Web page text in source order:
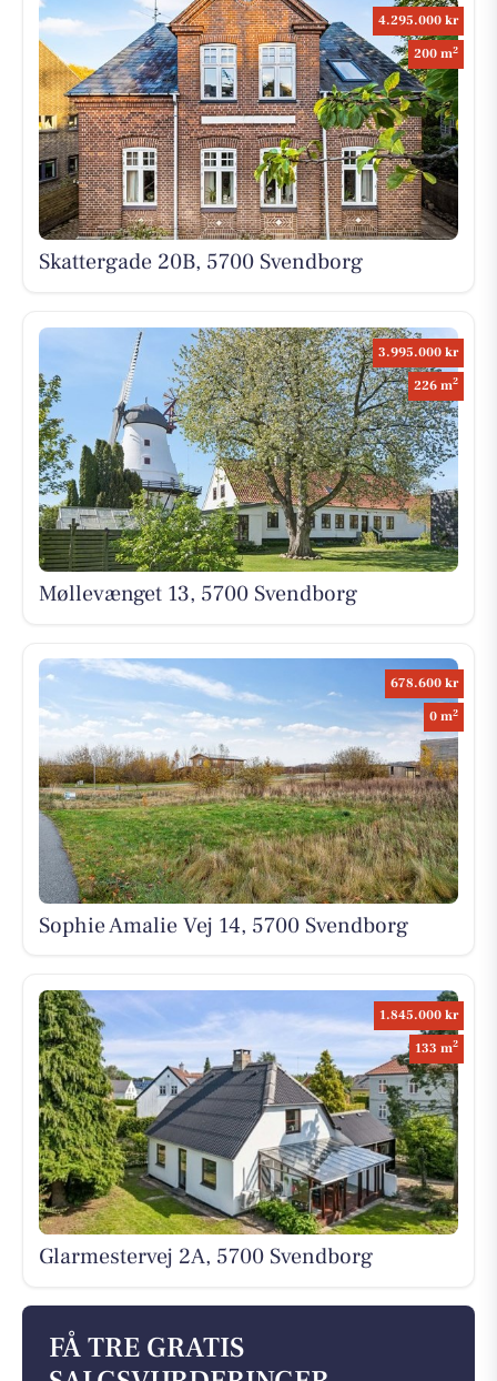
4.295.000 kr
200 m2
Skattergade 20B, 5700 Svendborg
3.995.000 kr
226 m2
Møllevænget 13, 5700 Svendborg
678.600 kr
0 m2
Sophie Amalie Vej 14, 5700 Svendborg
1.845.000 kr
133 m2
Glarmestervej 2A, 5700 Svendborg
FÅ TRE GRATIS